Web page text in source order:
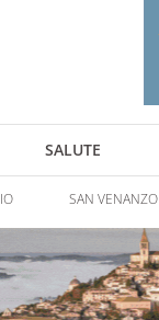
SALUTE
SAN VENANZO